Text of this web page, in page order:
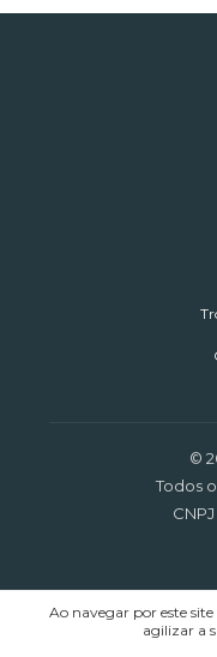
Ao navegar por este site
agilizar a
©
Todos